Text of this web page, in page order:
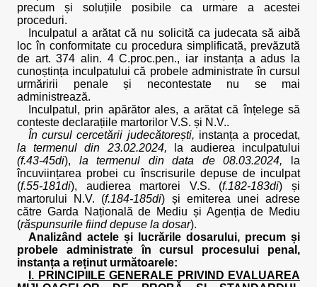
precum și soluțiile posibile ca urmare a acestei
proceduri.
Inculpatul a arătat că nu solicită ca judecata să aibă
loc în conformitate cu procedura simplificată, prevăzută
de art. 374 alin. 4 C.proc.pen., iar instanța a adus la
cunoștința inculpatului că probele administrate în cursul
urmăririi penale și necontestate nu se mai
administrează.
Inculpatul, prin apărător ales, a arătat că înțelege să
conteste declarațiile martorilor V.S. și N.V..
În cursul cercetării judecătorești, instanța a procedat,
la termenul din 23.02.2024, la audierea inculpatului
(f.43-45di), la termenul din data de 08.03.2024, la
încuviințarea probei cu înscrisurile depuse de inculpat
(f.55-181di), audierea martorei V.S. (f.182-183di) și
martorului N.V. (f.184-185di) și emiterea unei adrese
către Garda Națională de Mediu și Agenția de Mediu
(răspunsurile fiind depuse la dosar).
Analizând actele și lucrările dosarului, precum și
probele administrate în cursul procesului penal,
instanța a reținut următoarele:
I. PRINCIPIILE GENERALE PRIVIND EVALUAREA